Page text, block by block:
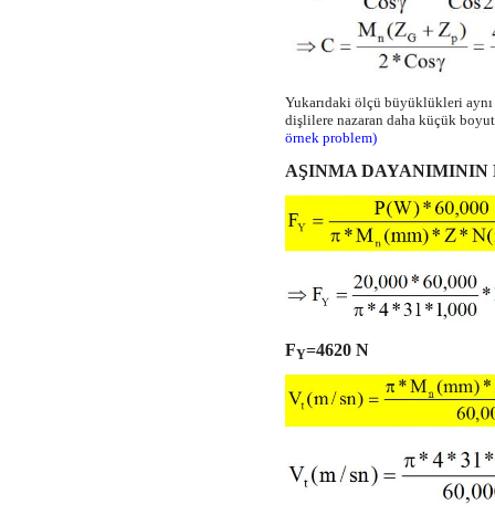
Yukarıdaki ölçü büyüklükleri
dişlilere nazaran daha küçük
örnek problem)
AŞINMA DAYANIMININ
FY=4620 N